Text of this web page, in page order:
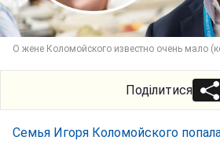
О жене Коломойского известно очень мало
Поділитися
Семья Игоря Коломойского